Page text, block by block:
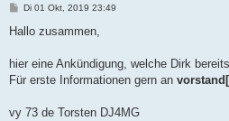
B
i
a
Di 01 Okt, 2019 23:49
Hallo zusammen,
hier eine Ankündigung, welche Dirk
Für erste Informationen gern an
vy 73 de Torsten DJ4MG